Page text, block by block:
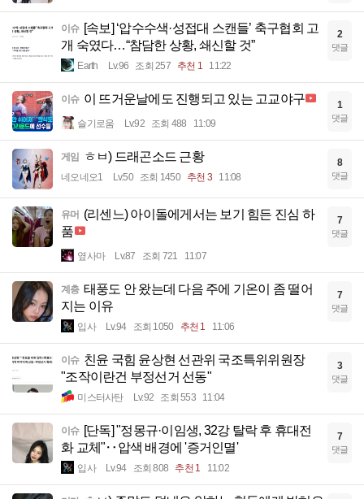
이슈 [속보] ‘압수수색·성접대 스캔들’ 축구협회 고
개 숙였다…“참담한 상황, 쇄신할 것”
Earth Lv.96 조회 257 추천 1 11:22
2
댓글
이슈 이 뜨거운날에도 진행되고 있는 고교야구
슬기로움 Lv.92 조회 488 11:09
1
댓글
게임 ㅎㅂ) 드래곤소드 근황
네오네오1 Lv.50 조회 1450 추천 3 11:08
8
댓글
유머 (리센느) 아이돌에게서는 보기 힘든 진심 하
품
옆사마 Lv.87 조회 721 11:07
7
댓글
계층 태풍도 안 왔는데 다음 주에 기온이 좀 떨어
지는 이유
입사 Lv.94 조회 1050 추천 1 11:06
7
댓글
이슈 친윤 국힘 윤상현 선관위 국조특위위원장
"조작이란건 부정선거 선동"
미스터사탄 Lv.92 조회 553 11:04
3
댓글
이슈 [단독] "정몽규·이임생, 32강 탈락 후 휴대전
화 교체"‥압색 배경에 '증거인멸'
입사 Lv.94 조회 808 추천 1 11:02
7
댓글